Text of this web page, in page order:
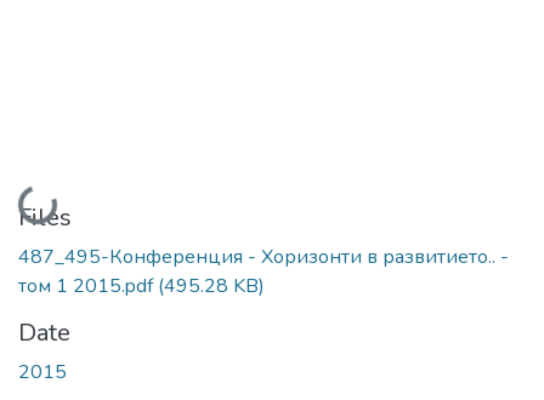
Loading...
Files
487_495-Конференция - Хоризонти в развитието.. -
том 1 2015.pdf(495.28 KB)
Date
2015